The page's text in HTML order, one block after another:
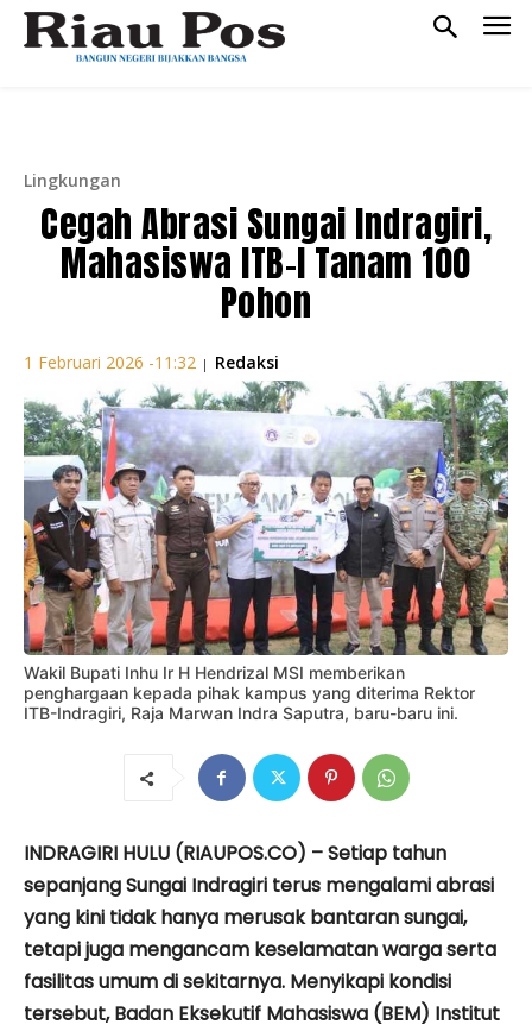
Lingkungan
Cegah Abrasi Sungai Indragiri,
Mahasiswa ITB-I Tanam 100
Pohon
1 Februari 2026 -11:32 | Redaksi
Wakil Bupati Inhu Ir H Hendrizal MSI memberikan
penghargaan kepada pihak kampus yang diterima Rektor
ITB-Indragiri, Raja Marwan Indra Saputra, baru-baru ini.
INDRAGIRI HULU (RIAUPOS.CO) – Setiap tahun
sepanjang Sungai Indragiri terus mengalami abrasi
yang kini tidak hanya merusak bantaran sungai,
tetapi juga mengancam keselamatan warga serta
fasilitas umum di sekitarnya. Menyikapi kondisi
tersebut, Badan Eksekutif Mahasiswa (BEM) Institut